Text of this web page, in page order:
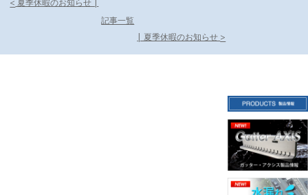
< 夏季休暇のお知らせ |
記事一覧
| 夏季休暇のお知らせ >